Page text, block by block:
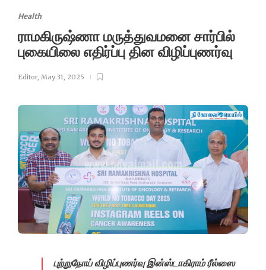
Health
ராமகிருஷ்ணா மருத்துவமனை சார்பில்
புகையிலை எதிர்ப்பு தின விழிப்புணர்வு
Editor, May 31, 2025
புற்றுநோய் விழிப்புணர்வு இன்ஸ்டாகிராம் ரீல்ஸை